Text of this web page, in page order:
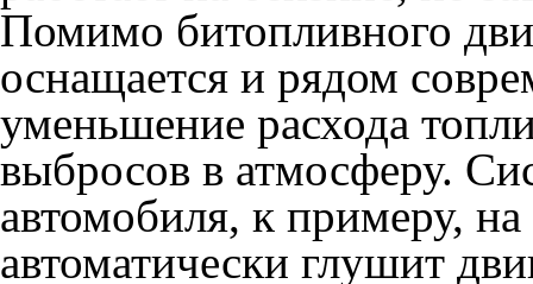
Помимо битопливного
оснащается и рядом
уменьшение расхода
выбросов в атмосферу.
автомобиля, к примеру,
автоматически глушит